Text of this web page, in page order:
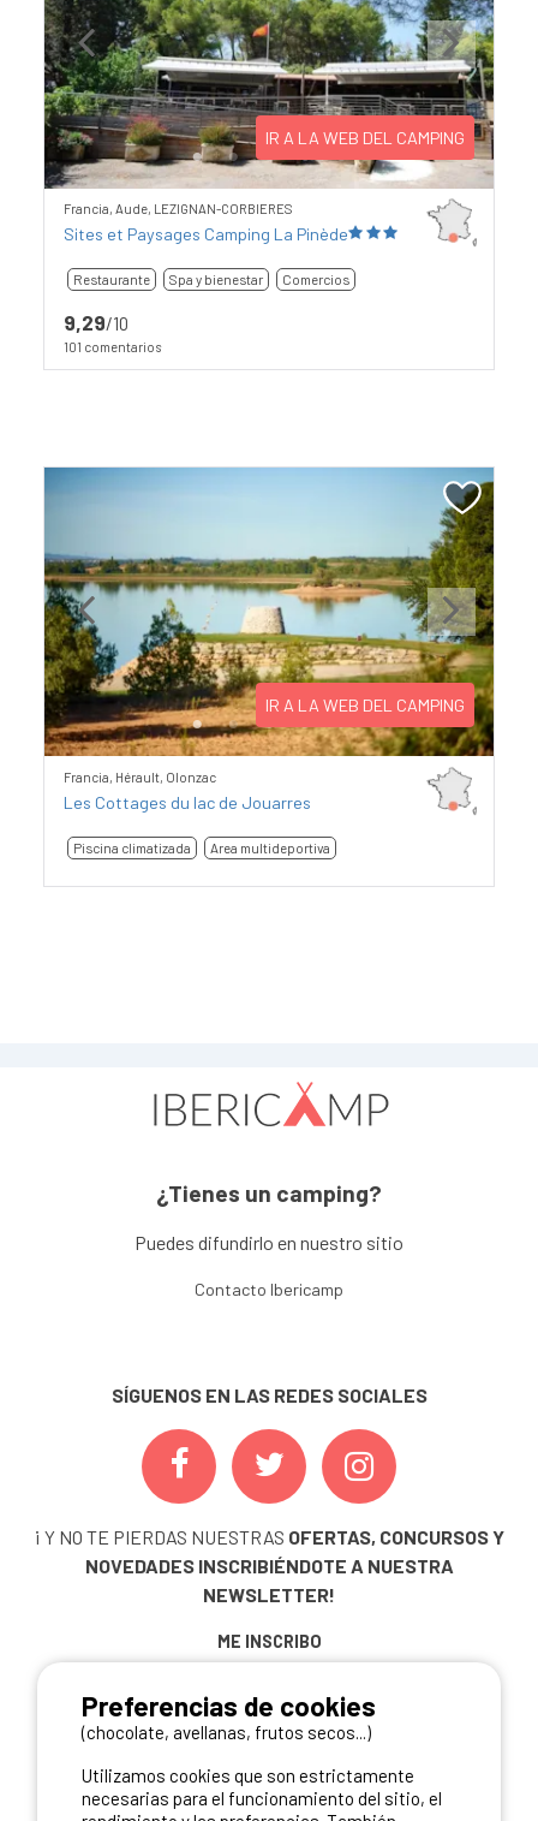
Previous Next
IR A LA WEB DEL CAMPING
Francia, Aude, LEZIGNAN-CORBIERES
Sites et Paysages Camping La Pinède
Restaurante Spa y bienestar Comercios
9,29/10
101 comentarios
Previous Next
IR A LA WEB DEL CAMPING
Francia, Hérault, Olonzac
Les Cottages du lac de Jouarres
Piscina climatizada Area multideportiva
¿Tienes un camping?
Puedes difundirlo en nuestro sitio
Contacto Ibericamp
SÍGUENOS EN LAS REDES SOCIALES
¡ Y NO TE PIERDAS NUESTRAS OFERTAS, CONCURSOS Y
NOVEDADES INSCRIBIÉNDOTE A NUESTRA
NEWSLETTER!
ME INSCRIBO
NUESTROS PARTNERS
Preferencias de cookies
(chocolate, avellanas, frutos secos...)
Utilizamos cookies que son estrictamente
necesarias para el funcionamiento del sitio, el